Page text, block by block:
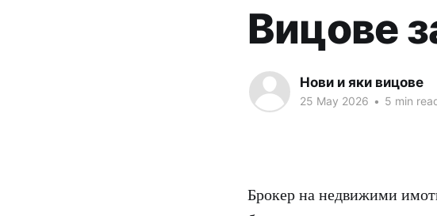
Вицове
Нови и яки вицове
25 May 2026 • 5 min
Брокер на недвижими